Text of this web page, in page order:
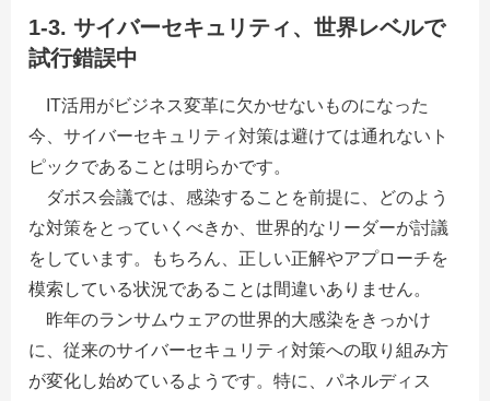
1-3. サイバーセキュリティ、世界レベルで
試行錯誤中
IT活用がビジネス変革に欠かせないものになった
今、サイバーセキュリティ対策は避けては通れないト
ピックであることは明らかです。
ダボス会議では、感染することを前提に、どのよう
な対策をとっていくべきか、世界的なリーダーが討議
をしています。もちろん、正しい正解やアプローチを
模索している状況であることは間違いありません。
昨年のランサムウェアの世界的大感染をきっかけ
に、従来のサイバーセキュリティ対策への取り組み方
が変化し始めているようです。特に、パネルディス